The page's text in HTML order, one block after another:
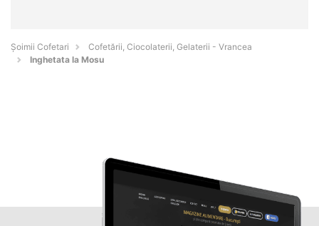
Șoimii Cofetari
Cofetării, Ciocolaterii, Gelaterii - Vrancea
Inghetata la Mosu